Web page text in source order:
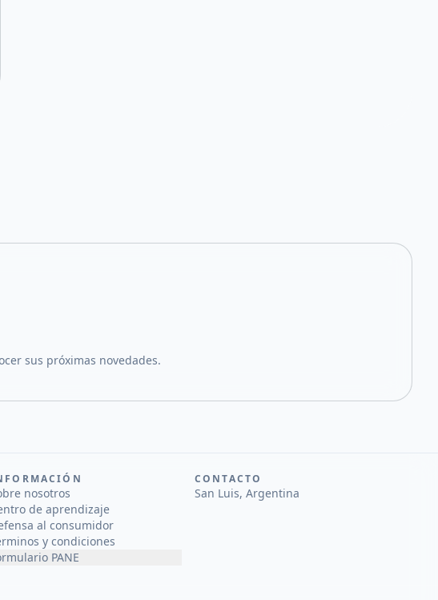
sus próximas novedades.
nosotros
de aprendizaje
al consumidor
y condiciones
PANE
CONTACTO
San Luis, Argentina